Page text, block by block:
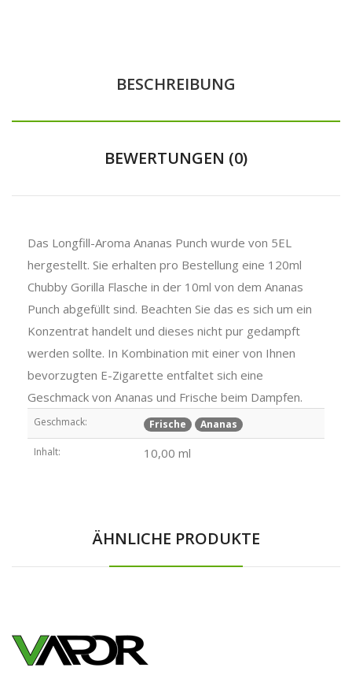
BESCHREIBUNG
BEWERTUNGEN (0)
Das Longfill-Aroma Ananas Punch wurde von 5EL
hergestellt. Sie erhalten pro Bestellung eine 120ml
Chubby Gorilla Flasche in der 10ml von dem Ananas
Punch abgefüllt sind. Beachten Sie das es sich um ein
Konzentrat handelt und dieses nicht pur gedampft
werden sollte. In Kombination mit einer von Ihnen
bevorzugten E-Zigarette entfaltet sich eine
Geschmack von Ananas und Frische beim Dampfen.
Geschmack: Frische Ananas
Inhalt: 10,00 ml
ÄHNLICHE PRODUKTE